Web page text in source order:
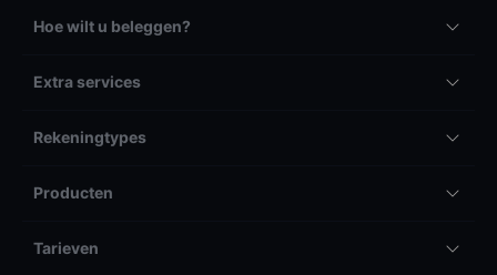
Hoe wilt u beleggen?
Extra services
Rekeningtypes
Producten
Tarieven